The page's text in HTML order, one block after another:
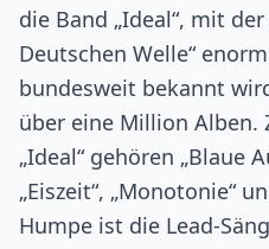
die Band „Ideal“, mit
Deutschen Welle“
bundesweit bekannt
über eine Million Alben.
„Ideal“ gehören „Blaue
„Eiszeit“, „Monotonie“
Humpe ist die Lead-